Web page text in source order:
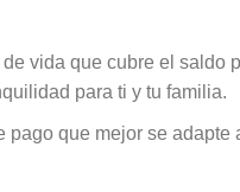
vida que cubre el saldo
para ti y tu familia.
que mejor se adapte